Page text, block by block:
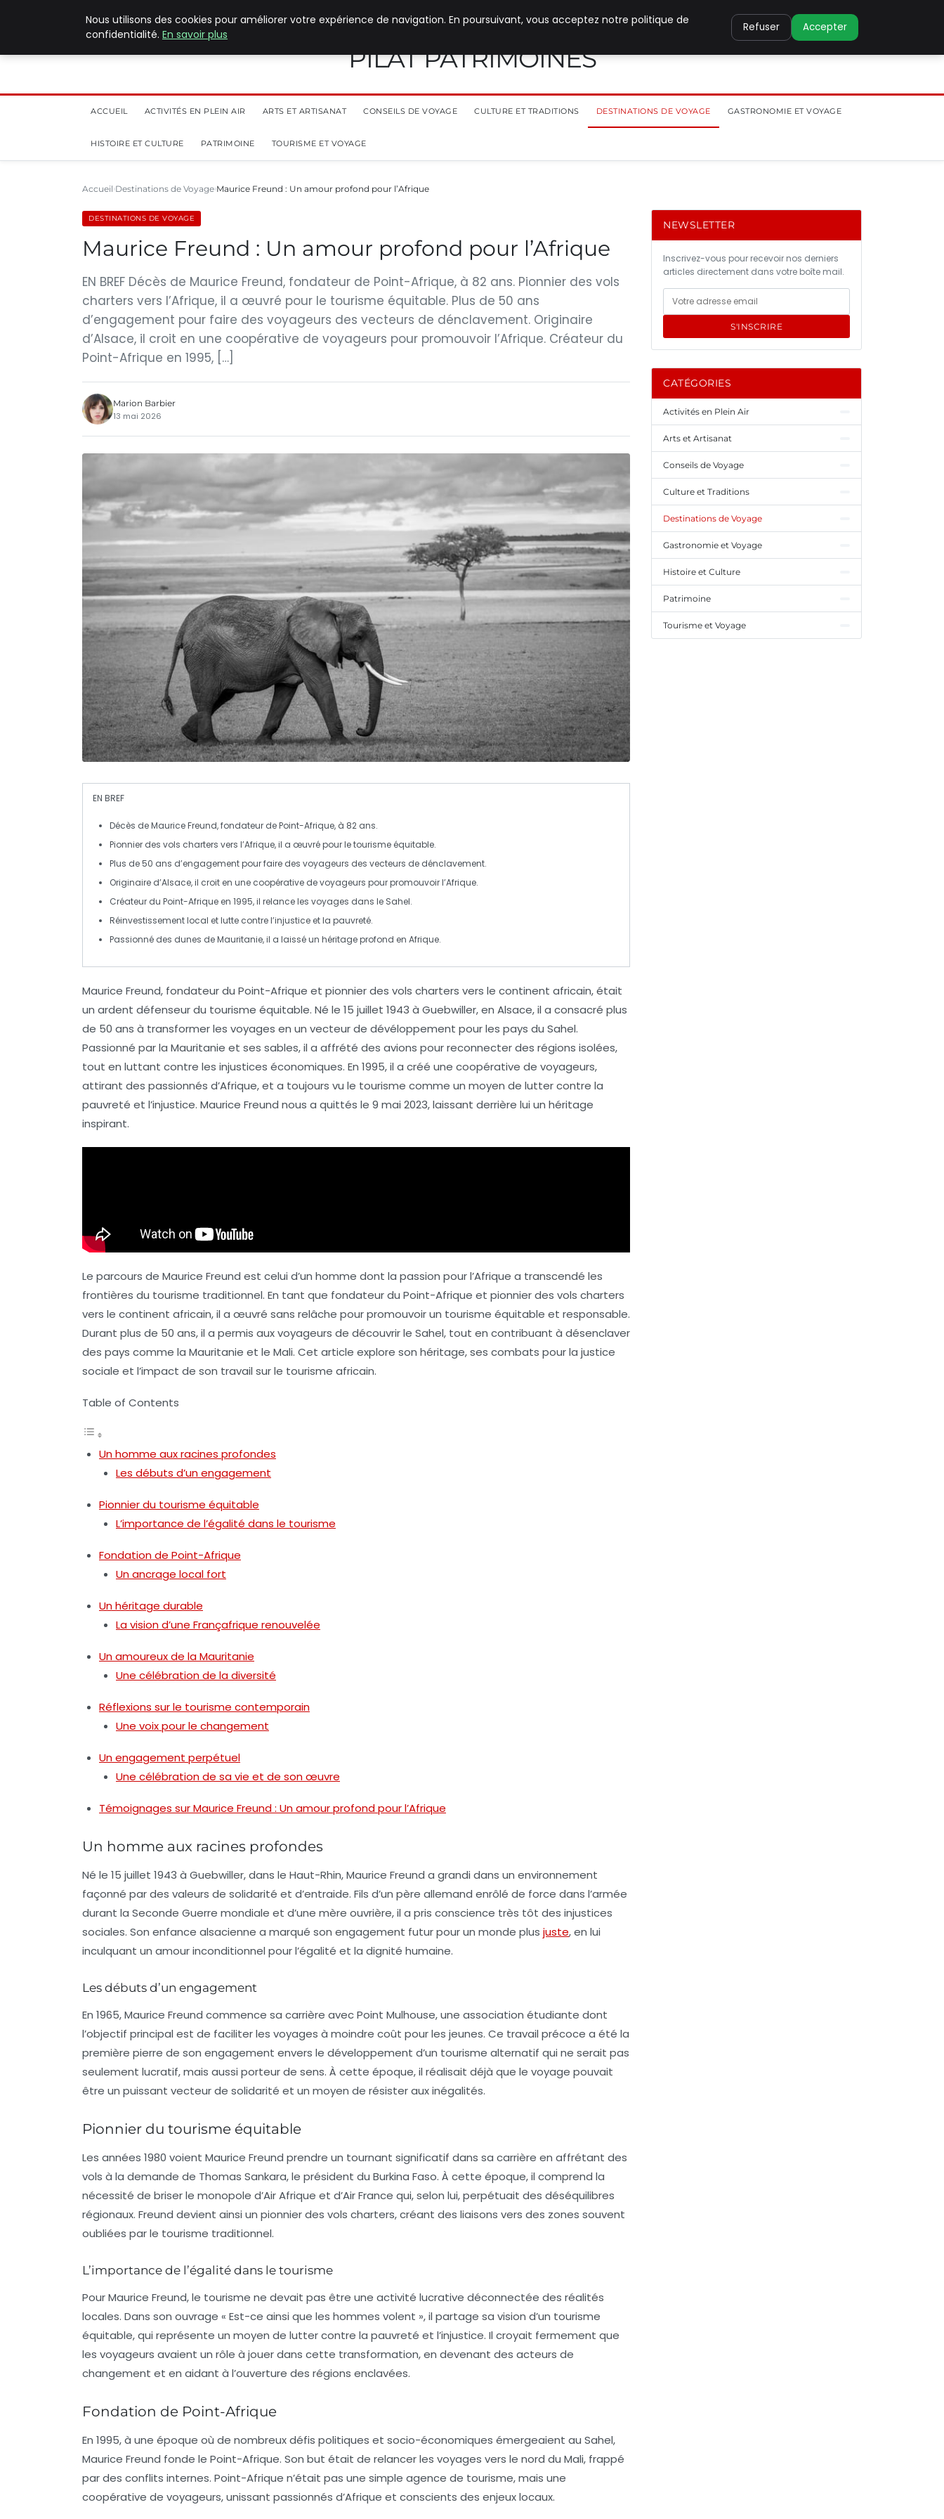
PILAT PATRIMOINES
ACCUEIL ACTIVITÉS EN PLEIN AIR ARTS ET ARTISANAT CONSEILS DE VOYAGE CULTURE ET TRADITIONS DESTINATIONS DE VOYAGE GASTRONOMIE ET VOYAGE
HISTOIRE ET CULTURE PATRIMOINE TOURISME ET VOYAGE
Accueil Destinations de Voyage Maurice Freund : Un amour profond pour l’Afrique
DESTINATIONS DE VOYAGE
Maurice Freund : Un amour profond pour l’Afrique
EN BREF Décès de Maurice Freund, fondateur de Point-Afrique, à 82 ans. Pionnier des vols
charters vers l’Afrique, il a œuvré pour le tourisme équitable. Plus de 50 ans
d’engagement pour faire des voyageurs des vecteurs de dénclavement. Originaire
d’Alsace, il croit en une coopérative de voyageurs pour promouvoir l’Afrique. Créateur du
Point-Afrique en 1995, […]
Marion Barbier
13 mai 2026
EN BREF
Décès de Maurice Freund, fondateur de Point-Afrique, à 82 ans.
Pionnier des vols charters vers l’Afrique, il a œuvré pour letourisme équitable.
Plus de 50 ans d’engagement pour faire des voyageurs des vecteurs de dénclavement.
Originaire d’Alsace, il croit en une coopérative de voyageurs pour promouvoir l’Afrique.
Créateur du Point-Afrique en 1995, il relance les voyages dans le Sahel.
Réinvestissement local et lutte contrel’injustice et la pauvreté.
Passionné des dunes de Mauritanie, il a laissé un héritageprofond en Afrique.
Maurice Freund, fondateur du Point-Afrique et pionnier des vols charters vers le continent africain, était
un ardent défenseur du tourisme équitable. Né le 15 juillet 1943 à Guebwiller, en Alsace, il a consacré plus
de 50 ans à transformer les voyages en un vecteur de dévéloppement pour les pays du Sahel.
Passionné par la Mauritanie et ses sables, il a affrété des avions pour reconnecter des régions isolées,
tout en luttant contre les injustices économiques. En 1995, il a créé une coopérative de voyageurs,
attirant des passionnés d’Afrique, et a toujours vu le tourisme comme un moyen de lutter contre la
pauvreté et l’injustice. Maurice Freund nous a quittés le 9 mai 2023, laissant derrière lui un héritage
inspirant.
Le parcours de Maurice Freund est celui d’un homme dont la passion pour l’Afrique a transcendé les
frontières du tourisme traditionnel. En tant que fondateur du Point-Afrique et pionnier des vols charters
vers le continent africain, il a œuvré sans relâche pour promouvoir un tourisme équitable et responsable.
Durant plus de 50 ans, il a permis aux voyageurs de découvrir le Sahel, tout en contribuant à désenclaver
des pays comme la Mauritanie et le Mali. Cet article explore son héritage, ses combats pour la justice
sociale et l’impact de son travail sur le tourisme africain.
Table of Contents
Un homme aux racines profondes
Les débuts d’un engagement
Pionnier du tourisme équitable
L’importance de l’égalité dans le tourisme
Fondation de Point-Afrique
Un ancrage local fort
Un héritage durable
La vision d’une Françafrique renouvelée
Un amoureux de la Mauritanie
Une célébration de la diversité
Réflexions sur le tourisme contemporain
Une voix pour le changement
Un engagement perpétuel
Une célébration de sa vie et de son œuvre
Témoignages sur Maurice Freund : Un amour profond pour l’Afrique
Un homme aux racines profondes
Né le 15 juillet 1943 à Guebwiller, dans le Haut-Rhin, Maurice Freund a grandi dans un environnement
façonné par des valeurs de solidarité et d’entraide. Fils d’un père allemand enrôlé de force dans l’armée
durant la Seconde Guerre mondiale et d’une mère ouvrière, il a pris conscience très tôt des injustices
sociales. Son enfance alsacienne a marqué son engagement futur pour un monde plus juste, en lui
inculquant un amour inconditionnel pour l’égalité et la dignité humaine.
Les débuts d’un engagement
En 1965, Maurice Freund commence sa carrière avec Point Mulhouse, une association étudiante dont
l’objectif principal est de faciliter les voyages à moindre coût pour les jeunes. Ce travail précoce a été la
première pierre de son engagement envers le développement d’un tourisme alternatif qui ne serait pas
seulement lucratif, mais aussi porteur de sens. À cette époque, il réalisait déjà que le voyage pouvait
être un puissant vecteur de solidarité et un moyen de résister aux inégalités.
Pionnier du tourisme équitable
Les années 1980 voient Maurice Freund prendre un tournant significatif dans sa carrière en affrétant des
vols à la demande de Thomas Sankara, le président du Burkina Faso. À cette époque, il comprend la
nécessité de briser le monopole d’Air Afrique et d’Air France qui, selon lui, perpétuait des déséquilibres
régionaux. Freund devient ainsi un pionnier des vols charters, créant des liaisons vers des zones souvent
oubliées par le tourisme traditionnel.
L’importance de l’égalité dans le tourisme
Pour Maurice Freund, le tourisme ne devait pas être une activité lucrative déconnectée des réalités
locales. Dans son ouvrage « Est-ce ainsi que les hommes volent », il partage sa vision d’un tourisme
équitable, qui représente un moyen de lutter contre la pauvreté et l’injustice. Il croyait fermement que
les voyageurs avaient un rôle à jouer dans cette transformation, en devenant des acteurs de
changement et en aidant à l’ouverture des régions enclavées.
Fondation de Point-Afrique
En 1995, à une époque où de nombreux défis politiques et socio-économiques émergeaient au Sahel,
Maurice Freund fonde le Point-Afrique. Son but était de relancer les voyages vers le nord du Mali, frappé
par des conflits internes. Point-Afrique n’était pas une simple agence de tourisme, mais une
coopérative de voyageurs, unissant passionnés d’Afrique et conscients des enjeux locaux.
NEWSLETTER
Inscrivez-vous pour recevoir nos derniers
articles directement dans votre boîte mail.
S'INSCRIRE
CATÉGORIES
Activités en Plein Air
Arts et Artisanat
Conseils de Voyage
Culture et Traditions
Destinations de Voyage
Gastronomie et Voyage
Histoire et Culture
Patrimoine
Tourisme et Voyage
Nous utilisons des cookies pour améliorer votre expérience de navigation. En poursuivant, vous acceptez notre politique de
confidentialité. En savoir plus
Refuser Accepter